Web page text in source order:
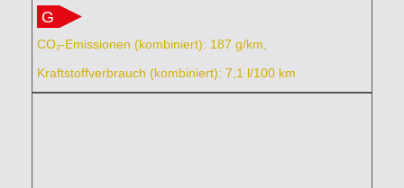
G
CO₂-Emissionen (kombiniert): 187 g/km,
Kraftstoffverbrauch (kombiniert): 7,1 l/100 km